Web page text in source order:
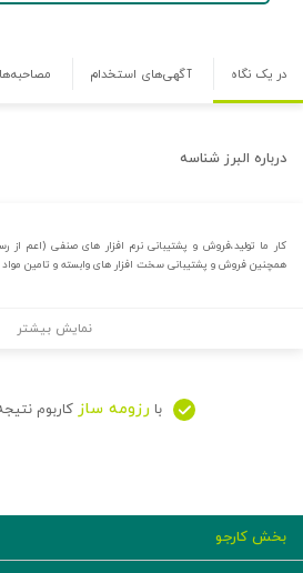
در یک نگاه آگهی‌های استخدام مصاحبه‌ها
درباره البرز شناسه
کار ما تولید،فروش و پشتیبانی نرم افزار های صنفی (اعم از
همچنین فروش و پشتیبانی سخت افزار های وابسته و تامین
نمایش بیشتر
با رزومه ساز کاربوم
بخش کارجو